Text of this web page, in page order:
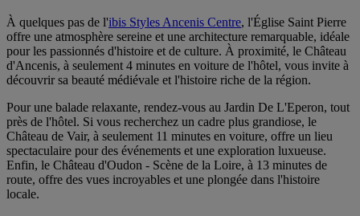
À quelques pas de l'ibis Styles Ancenis Centre, l'Église Saint Pierre
offre une atmosphère sereine et une architecture remarquable, idéale
pour les passionnés d'histoire et de culture. À proximité, le Château
d'Ancenis, à seulement 4 minutes en voiture de l'hôtel, vous invite à
découvrir sa beauté médiévale et l'histoire riche de la région.
Pour une balade relaxante, rendez-vous au Jardin De L'Eperon, tout
près de l'hôtel. Si vous recherchez un cadre plus grandiose, le
Château de Vair, à seulement 11 minutes en voiture, offre un lieu
spectaculaire pour des événements et une exploration luxueuse.
Enfin, le Château d'Oudon - Scène de la Loire, à 13 minutes de
route, offre des vues incroyables et une plongée dans l'histoire
locale.